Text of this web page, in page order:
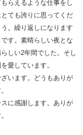
らえるような仕事をし
ても誇りに思ってくだ
。繰り返しになります
す。素晴らしい夜とな
しい2年間でした。そし
愛しています。
います。どうもありが
に感謝します。ありが